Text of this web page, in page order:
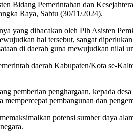
Bidang Pemerintahan dan
Raya, Sabtu (30/11/2024).
yang dibacakan oleh Plh Asisten
hal tersebut, sangat
di daerah guna mewujudkan nilai
daerah Kabupaten/Kota se-
pemberian penghargaan, kepada
pembangunan dan
potensi sumber daya